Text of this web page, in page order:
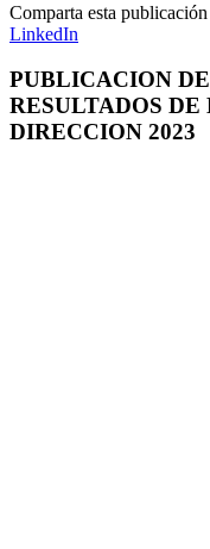
Comparta esta publicación
LinkedIn
PUBLICACION
RESULTADOS
DIRECCION 2023